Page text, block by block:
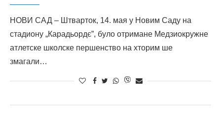
НОВИ САД – Штварток, 14. мая у Новим Саду на
стадиону „Карадьордє”, було отримане Медзиокружне
атлетске школске першенство на хторим ше
змагали…